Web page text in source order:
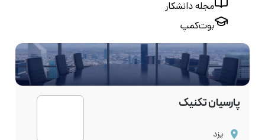
مجله دانشکار
بوت‌کمپ
پارسیان تکنیک
یزد